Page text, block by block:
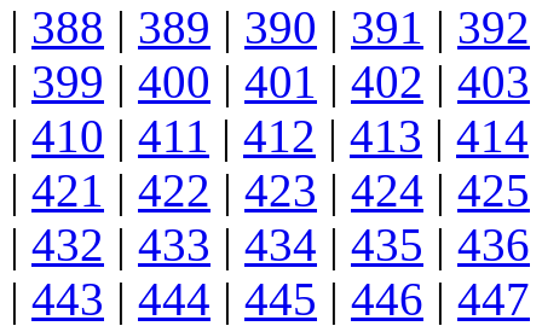
| 388 | 389 | 390 | 391 | 392
| 399 | 400 | 401 | 402 | 403
| 410 | 411 | 412 | 413 | 414
| 421 | 422 | 423 | 424 | 425
| 432 | 433 | 434 | 435 | 436
| 443 | 444 | 445 | 446 | 447